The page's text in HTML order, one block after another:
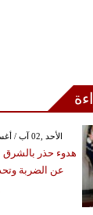
GMT 13:19 2026 الأحد ,02 آب / أغسطس
هدوء حذر بالشرق
عن الضربة